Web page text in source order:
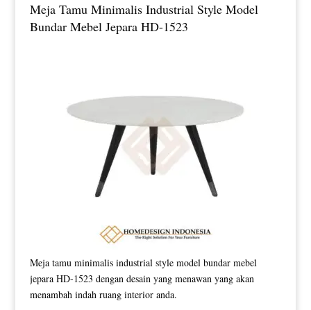
Meja Tamu Minimalis Industrial Style Model
Bundar Mebel Jepara HD-1523
Meja tamu minimalis industrial style model bundar mebel
jepara HD-1523 dengan desain yang menawan yang akan
menambah indah ruang interior anda.